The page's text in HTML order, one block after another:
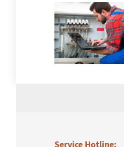
Service Hotline: